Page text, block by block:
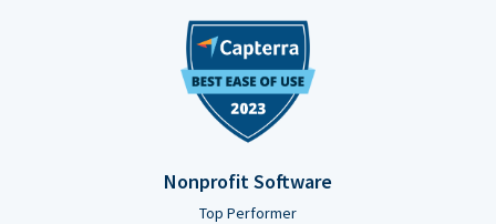
Nonprofit Software
Top Performer